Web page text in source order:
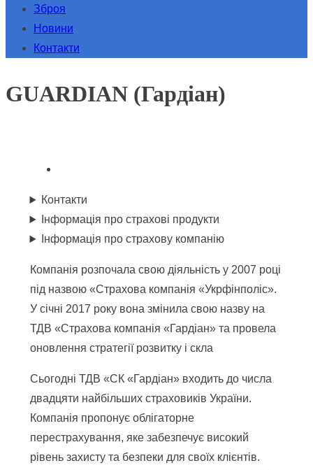
Зброя
Новини
Контакти
GUARDIAN (Гардіан)
Контакти
Інформація про страхові продукти
Інформація про страхову компанію
Компанія розпочала свою діяльність у 2007 році
під назвою «Страхова компанія «Укрфінполіс».
У січні 2017 року вона змінила свою назву на
ТДВ «Страхова компанія «Гардіан» та провела
оновлення стратегії розвитку і скла
Сьогодні ТДВ «СК «Гардіан» входить до числа
двадцяти найбільших страховиків України.
Компанія пропонує облігаторне
перестрахування, яке забезпечує високий
рівень захисту та безпеки для своїх клієнтів.